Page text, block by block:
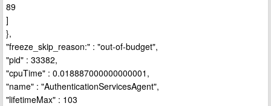
89
]
},
"freeze_skip_reason:" : "out-of-budget",
"pid" : 33382,
"cpuTime" : 0.018887000000000001,
"name" : "AuthenticationServicesAgent",
"lifetimeMax" : 103